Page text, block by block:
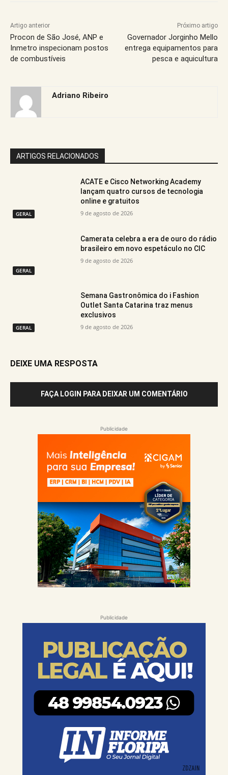
Artigo anterior
Procon de São José, ANP e
Inmetro inspecionam postos
de combustíveis
Próximo artigo
Governador Jorginho Mello
entrega equipamentos para
pesca e aquicultura
Adriano Ribeiro
ARTIGOS RELACIONADOS
GERAL
ACATE e Cisco Networking Academy
lançam quatro cursos de tecnologia
online e gratuitos
9 de agosto de 2026
GERAL
Camerata celebra a era de ouro do rádio
brasileiro em novo espetáculo no CIC
9 de agosto de 2026
GERAL
Semana Gastronômica do i Fashion
Outlet Santa Catarina traz menus
exclusivos
9 de agosto de 2026
DEIXE UMA RESPOSTA
FAÇA LOGIN PARA DEIXAR UM COMENTÁRIO
Publicidade
Publicidade